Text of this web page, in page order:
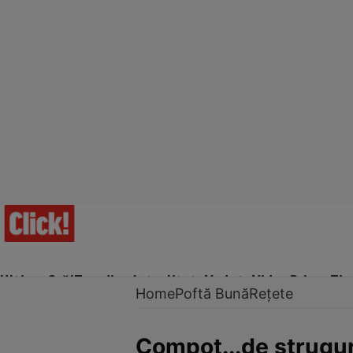
Ultima Oră!Trending Actualitate Vedete Video Prime Time
HomePoftă BunăRețete
Compot...de